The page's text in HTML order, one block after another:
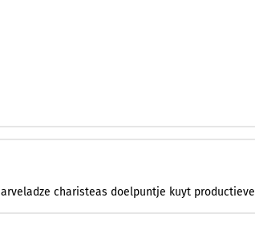
arveladze charisteas doelpuntje kuyt productieve